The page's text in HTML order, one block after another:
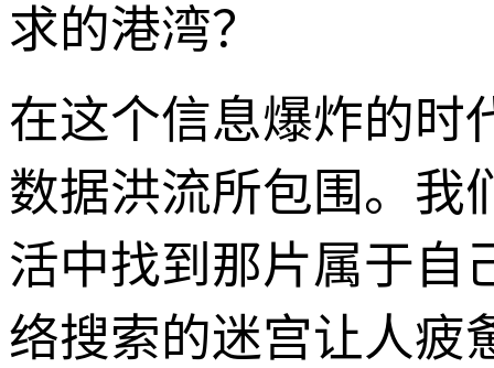
求的港湾？
在这个信息爆炸的时
数据洪流所包围。我
活中找到那片属于自
络搜索的迷宫让人疲